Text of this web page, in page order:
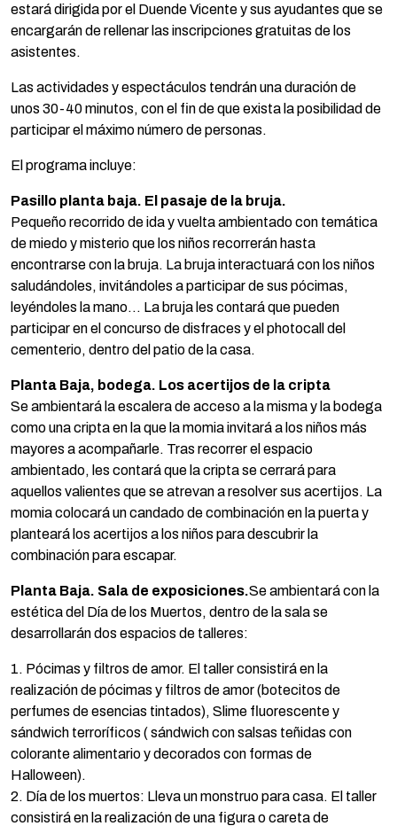
estará dirigida por el Duende Vicente y sus ayudantes que se
encargarán de rellenar las inscripciones gratuitas de los
asistentes.
Las actividades y espectáculos tendrán una duración de
unos 30-40 minutos, con el fin de que exista la posibilidad de
participar el máximo número de personas.
El programa incluye:
Pasillo planta baja. El pasaje de la bruja.
Pequeño recorrido de ida y vuelta ambientado con temática
de miedo y misterio que los niños recorrerán hasta
encontrarse con la bruja. La bruja interactuará con los niños
saludándoles, invitándoles a participar de sus pócimas,
leyéndoles la mano… La bruja les contará que pueden
participar en el concurso de disfraces y el photocall del
cementerio, dentro del patio de la casa.
Planta Baja, bodega. Los acertijos de la cripta
Se ambientará la escalera de acceso a la misma y la bodega
como una cripta en la que la momia invitará a los niños más
mayores a acompañarle. Tras recorrer el espacio
ambientado, les contará que la cripta se cerrará para
aquellos valientes que se atrevan a resolver sus acertijos. La
momia colocará un candado de combinación en la puerta y
planteará los acertijos a los niños para descubrir la
combinación para escapar.
Planta Baja. Sala de exposiciones.Se ambientará con la
estética del Día de los Muertos, dentro de la sala se
desarrollarán dos espacios de talleres:
1. Pócimas y filtros de amor. El taller consistirá en la
realización de pócimas y filtros de amor (botecitos de
perfumes de esencias tintados), Slime fluorescente y
sándwich terroríficos ( sándwich con salsas teñidas con
colorante alimentario y decorados con formas de
Halloween).
2. Día de los muertos: Lleva un monstruo para casa. El taller
consistirá en la realización de una figura o careta de